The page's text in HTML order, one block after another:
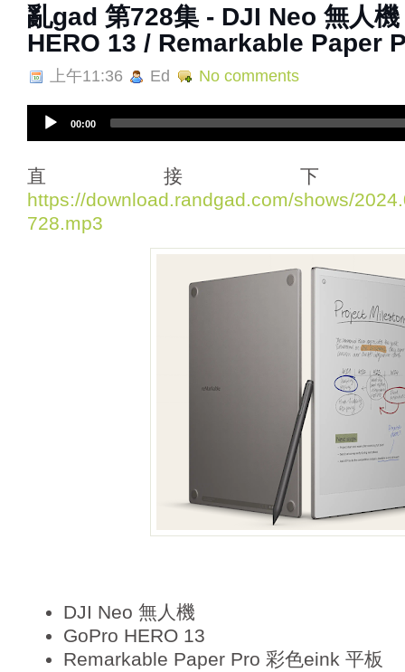
亂‌‌‌gad‌‌‌ ‌‌‌‌‌第728集 - DJI Neo 無人
HERO 13 / Remarkable Paper
上午11:36 Ed No comments
i
o
P
l
00:00
直接
https://download.randgad.com/shows/
728.mp3
DJI Neo 無人機
GoPro HERO 13
Remarkable Paper Pro 彩色eink 平板